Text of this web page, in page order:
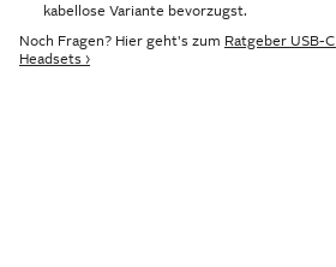
kabellose Variante bevorzugst.
Noch Fragen? Hier geht's zum Ratgeber USB-C
Headsets ›